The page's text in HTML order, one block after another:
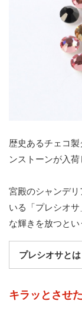
歴史あるチェコ
ンストーンが入荷
宮殿のシャンデ
いる「プレシオ
な輝きを放つとい
プレシオサとは
キラッとさせ